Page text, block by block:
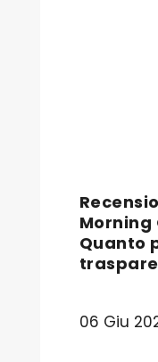
Morning
Quanto
06 Giu